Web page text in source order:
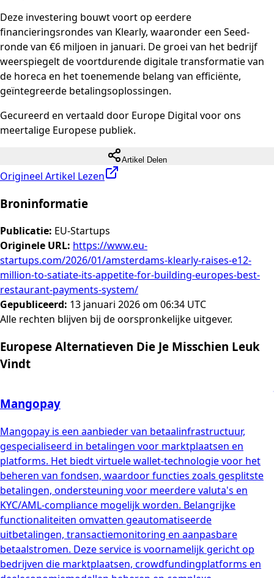
Deze investering bouwt voort op eerdere
financieringsrondes van Klearly, waaronder een Seed-
ronde van €6 miljoen in januari. De groei van het bedrijf
weerspiegelt de voortdurende digitale transformatie van
de horeca en het toenemende belang van efficiënte,
geïntegreerde betalingsoplossingen.
Gecureerd en vertaald door Europe Digital voor ons
meertalige Europese publiek.
Artikel Delen
Origineel Artikel Lezen
Broninformatie
Publicatie: EU-Startups
Originele URL: https://www.eu-
startups.com/2026/01/amsterdams-klearly-raises-e12-
million-to-satiate-its-appetite-for-building-europes-best-
restaurant-payments-system/
Gepubliceerd: 13 januari 2026 om 06:34 UTC
Alle rechten blijven bij de oorspronkelijke uitgever.
Europese Alternatieven Die Je Misschien Leuk
Vindt
Mangopay
Mangopay is een aanbieder van betaalinfrastructuur,
gespecialiseerd in betalingen voor marktplaatsen en
platforms. Het biedt virtuele wallet-technologie voor het
beheren van fondsen, waardoor functies zoals gesplitste
betalingen, ondersteuning voor meerdere valuta's en
KYC/AML-compliance mogelijk worden. Belangrijke
functionaliteiten omvatten geautomatiseerde
uitbetalingen, transactiemonitoring en aanpasbare
betaalstromen. Deze service is voornamelijk gericht op
bedrijven die marktplaatsen, crowdfundingplatforms en